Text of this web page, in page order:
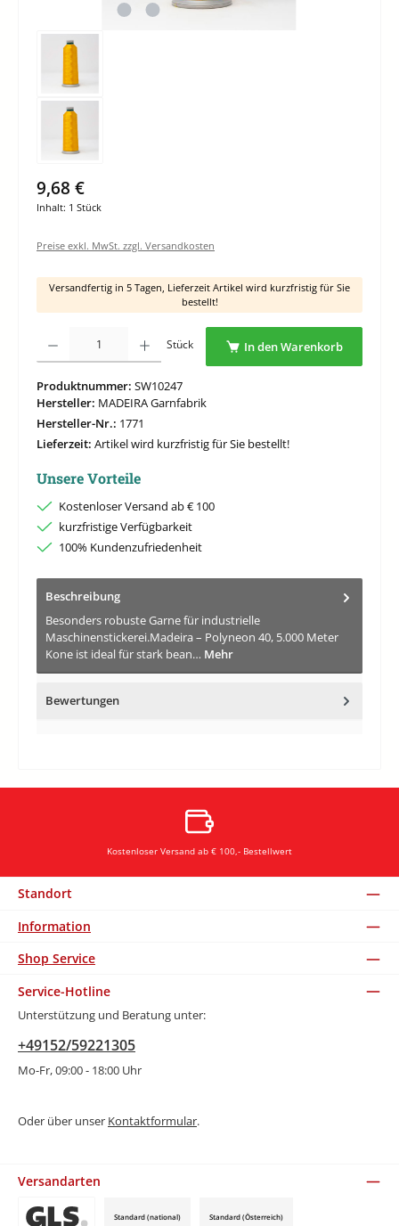
9,68 €
Inhalt: 1 Stück
Preise exkl. MwSt. zzgl. Versandkosten
Versandfertig in 5 Tagen, Lieferzeit Artikel wird kurzfristig für Sie
bestellt!
Produkt Anzahl: Gib den gewünschten Wert ein oder benutze die Schaltflächen um
Stück In den Warenkorb
Produktnummer: SW10247
Hersteller: MADEIRA Garnfabrik
Hersteller-Nr.: 1771
Lieferzeit: Artikel wird kurzfristig für Sie bestellt!
Unsere Vorteile
Kostenloser Versand ab € 100
kurzfristige Verfügbarkeit
100% Kundenzufriedenheit
Beschreibung
Besonders robuste Garne für industrielle
Maschinenstickerei.Madeira – Polyneon 40, 5.000 Meter
Kone ist ideal für stark bean… Mehr
Bewertungen
Kostenloser Versand ab € 100,- Bestellwert
Standort
Information
Shop Service
Service-Hotline
Unterstützung und Beratung unter:
+49152/59221305
Mo-Fr, 09:00 - 18:00 Uhr
Oder über unser Kontaktformular.
Versandarten
Standard (national) Standard (Österreich)